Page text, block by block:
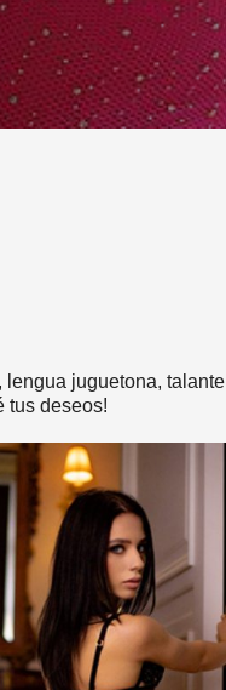
juguetona, talante
tus deseos!